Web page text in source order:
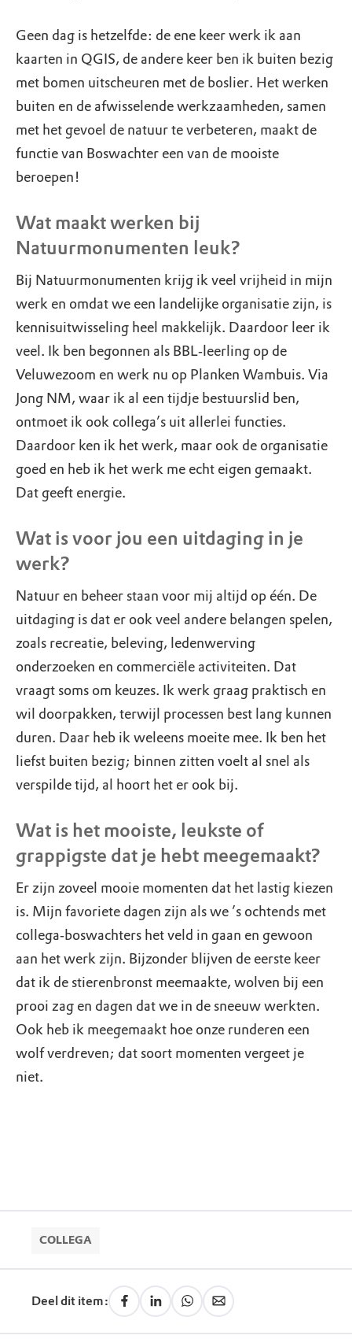
Geen dag is hetzelfde: de ene keer werk ik aan
kaarten in QGIS, de andere keer ben ik buiten bezig
met bomen uitscheuren met de boslier. Het werken
buiten en de afwisselende werkzaamheden, samen
met het gevoel de natuur te verbeteren, maakt de
functie van Boswachter een van de mooiste
beroepen!
Wat maakt werken bij
Natuurmonumenten leuk?
Bij Natuurmonumenten krijg ik veel vrijheid in mijn
werk en omdat we een landelijke organisatie zijn, is
kennisuitwisseling heel makkelijk. Daardoor leer ik
veel. Ik ben begonnen als BBL‑leerling op de
Veluwezoom en werk nu op Planken Wambuis. Via
Jong NM, waar ik al een tijdje bestuurslid ben,
ontmoet ik ook collega’s uit allerlei functies.
Daardoor ken ik het werk, maar ook de organisatie
goed en heb ik het werk me echt eigen gemaakt.
Dat geeft energie.
Wat is voor jou een uitdaging in je
werk?
Natuur en beheer staan voor mij altijd op één. De
uitdaging is dat er ook veel andere belangen spelen,
zoals recreatie, beleving, ledenwerving
onderzoeken en commerciële activiteiten. Dat
vraagt soms om keuzes. Ik werk graag praktisch en
wil doorpakken, terwijl processen best lang kunnen
duren. Daar heb ik weleens moeite mee. Ik ben het
liefst buiten bezig; binnen zitten voelt al snel als
verspilde tijd, al hoort het er ook bij.
Wat is het mooiste, leukste of
grappigste dat je hebt meegemaakt?
Er zijn zoveel mooie momenten dat het lastig kiezen
is. Mijn favoriete dagen zijn als we ’s ochtends met
collega‑boswachters het veld in gaan en gewoon
aan het werk zijn. Bijzonder blijven de eerste keer
dat ik de stierenbronst meemaakte, wolven bij een
prooi zag en dagen dat we in de sneeuw werkten.
Ook heb ik meegemaakt hoe onze runderen een
wolf verdreven; dat soort momenten vergeet je
niet.
COLLEGA
Deel dit item: